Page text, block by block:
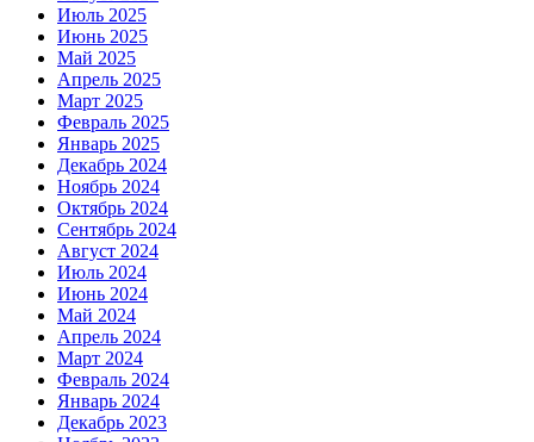
Июль 2025
Июнь 2025
Май 2025
Апрель 2025
Март 2025
Февраль 2025
Январь 2025
Декабрь 2024
Ноябрь 2024
Октябрь 2024
Сентябрь 2024
Август 2024
Июль 2024
Июнь 2024
Май 2024
Апрель 2024
Март 2024
Февраль 2024
Январь 2024
Декабрь 2023